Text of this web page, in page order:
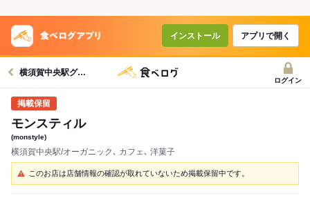
インストール アプリで開く
横須賀中央駅グルメへ
ログイン
モンスティル
(monstyle)
横須賀中央駅/オーガニック､ カフェ､ 洋菓子
このお店は店舗情報の確認が取れていないため掲載保留中です。